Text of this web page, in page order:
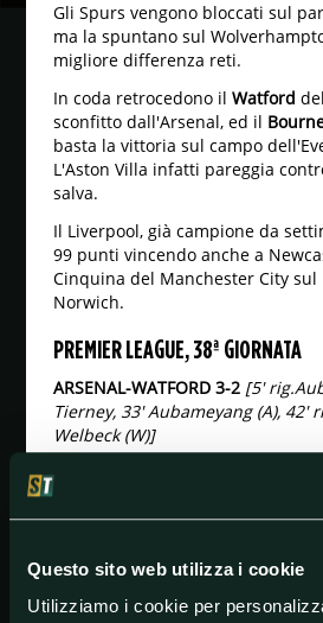
Questo sito web utilizza i cookie
Utilizziamo i cookie per
Gli Spurs vengono bloccati sul
ma la spuntano sul
migliore differenza reti.
In coda retrocedono il Watford
sconfitto dall'Arsenal, ed il
basta la vittoria sul campo
L'Aston Villa infatti pareggia
salva.
Il Liverpool, già campione da
99 punti vincendo anche a
Cinquina del Manchester City sul
Norwich.
PREMIER LEAGUE, 38ª GIORNATA
ARSENAL-WATFORD 3-2 [5'
Tierney, 33' Aubameyang (A), 42'
Welbeck (W)]
BURNLEY-BRIGHTON 1-2
[20'
Wood (BU), 50' Connolly (BR)]
Giroud]
CRYSTAL PALACE-TOTTENHAM 1-1